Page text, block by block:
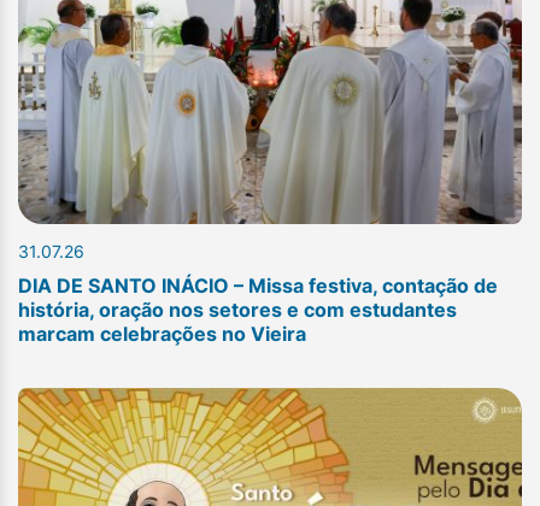
31.07.26
DIA DE SANTO INÁCIO – Missa festiva, contação de
história, oração nos setores e com estudantes
marcam celebrações no Vieira